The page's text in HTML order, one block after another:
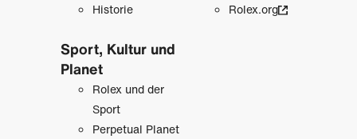
Historie
Sport, Kultur und
Planet
Rolex und der
Sport
Perpetual Planet
Rolex.org